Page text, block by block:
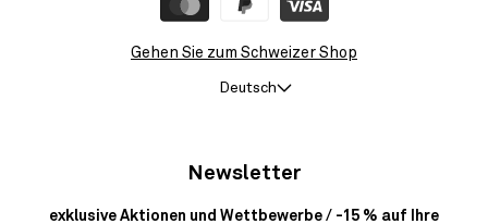
Gehen Sie zum Schweizer Shop
Deutsch
Newsletter
exklusive Aktionen und Wettbewerbe / -15 % auf Ihre